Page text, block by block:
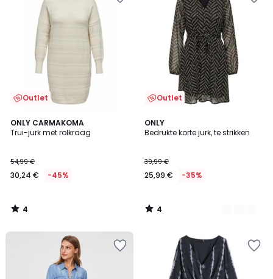
Outlet
ONLY CARMAKOMA
Trui-jurk met rolkraag
54,99 €
30,24 € -45%
4
/
4
/
Outlet
ONLY
Bedrukte korte jurk, te strikken
39,99 €
25,99 € -35%
4
/
2
Kleuren
4
/